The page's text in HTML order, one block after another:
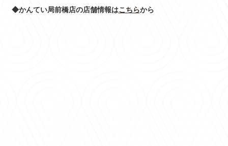
◆かんてい局前橋店の店舗情報はこちらから